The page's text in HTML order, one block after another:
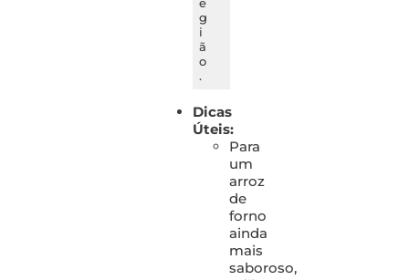
g
i
ã
o
.
Dicas
Úteis:
Para
um
arroz
de
forno
ainda
mais
saboroso,